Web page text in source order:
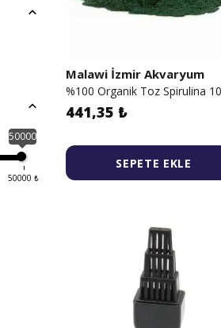
50000
50000 ₺
Malawi İzmir Akvaryum
%100 Organik Toz Spirulina
441,35 ₺
SEPETE EKLE